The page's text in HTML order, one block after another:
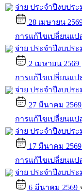
จ่าย ประจำปีงบปร
28 เมษายน
การแก้ไขเปลี่ยนแ
จ่าย ประจำปีงบปร
2 เมษายน 2569
การแก้ไขเปลี่ยนแ
จ่าย ประจำปีงบปร
27 มีนาคม 2569
การแก้ไขเปลี่ยนแ
จ่าย ประจำปีงบปร
17 มีนาคม 2569
การแก้ไขเปลี่ยนแ
จ่าย ประจำปีงบปร
6 มีนาคม 2569